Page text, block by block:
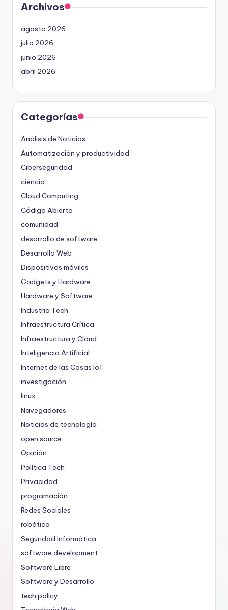
Archivos
agosto 2026
julio 2026
junio 2026
abril 2026
Categorías
Análisis de Noticias
Automatización y productividad
Ciberseguridad
ciencia
Cloud Computing
Código Abierto
comunidad
desarrollo de software
Desarrollo Web
Dispositivos móviles
Gadgets y Hardware
Hardware y Software
Industria Tech
Infraestructura Crítica
Infraestructura y Cloud
Inteligencia Artificial
Internet de las Cosas IoT
investigación
linux
Navegadores
Noticias de tecnología
open source
Opinión
Política Tech
Privacidad
programación
Redes Sociales
robótica
Seguridad Informática
software development
Software Libre
Software y Desarrollo
tech policy